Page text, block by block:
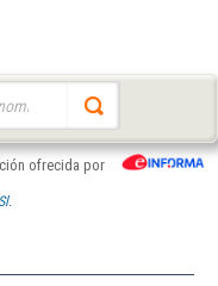
ofrecida por